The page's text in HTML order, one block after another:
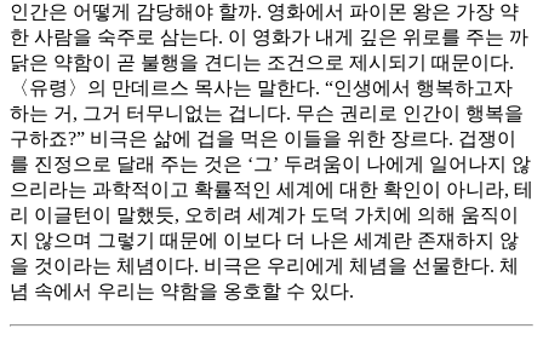
인간은 어떻게 감당해야 할까. 영화에서 파이몬 왕은 가장 약
한 사람을 숙주로 삼는다. 이 영화가 내게 깊은 위로를 주는 까
닭은 약함이 곧 불행을 견디는 조건으로 제시되기 때문이다.
〈유령〉의 만데르스 목사는 말한다. “인생에서 행복하고자
하는 거, 그거 터무니없는 겁니다. 무슨 권리로 인간이 행복을
구하죠?” 비극은 삶에 겁을 먹은 이들을 위한 장르다. 겁쟁이
를 진정으로 달래 주는 것은 ‘그’ 두려움이 나에게 일어나지 않
으리라는 과학적이고 확률적인 세계에 대한 확인이 아니라, 테
리 이글턴이 말했듯, 오히려 세계가 도덕 가치에 의해 움직이
지 않으며 그렇기 때문에 이보다 더 나은 세계란 존재하지 않
을 것이라는 체념이다. 비극은 우리에게 체념을 선물한다. 체
념 속에서 우리는 약함을 옹호할 수 있다.